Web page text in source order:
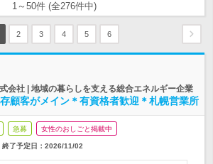
1～50件 (全276件中)
2 3 4 5 6
会社 | 地域の暮らしを支える総合エネルギー企業
存顧客がメイン＊有資格者歓迎＊札幌営業所
急募 女性のおしごと掲載中
終了予定日： 2026/11/02